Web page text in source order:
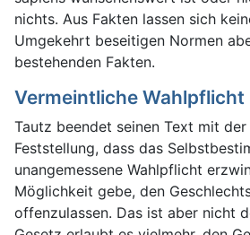
nichts. Aus Fakten lassen sich
Umgekehrt beseitigen Normen
bestehenden Fakten.
Vermeintliche Wahlpflicht
Tautz beendet seinen Text mit
Feststellung, dass das
unangemessene Wahlpflicht
Möglichkeit gebe, den
offenzulassen. Das ist aber nicht